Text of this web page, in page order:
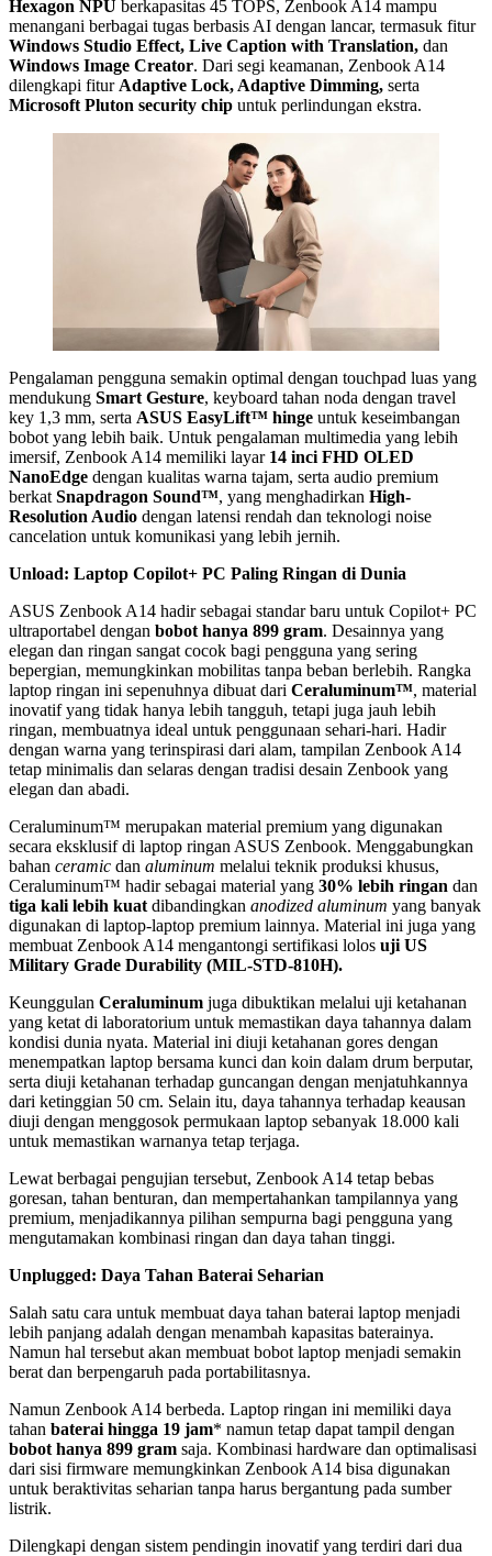
Hexagon NPU berkapasitas 45 TOPS, Zenbook A14 mampu
menangani berbagai tugas berbasis AI dengan lancar, termasuk fitur
Windows Studio Effect, Live Caption with Translation, dan
Windows Image Creator. Dari segi keamanan, Zenbook A14
dilengkapi fitur Adaptive Lock, Adaptive Dimming, serta
Microsoft Pluton security chip untuk perlindungan ekstra.
Pengalaman pengguna semakin optimal dengan touchpad luas yang
mendukung Smart Gesture, keyboard tahan noda dengan travel
key 1,3 mm, serta ASUS EasyLift™ hinge untuk keseimbangan
bobot yang lebih baik. Untuk pengalaman multimedia yang lebih
imersif, Zenbook A14 memiliki layar 14 inci FHD OLED
NanoEdge dengan kualitas warna tajam, serta audio premium
berkat Snapdragon Sound™, yang menghadirkan High-
Resolution Audio dengan latensi rendah dan teknologi noise
cancelation untuk komunikasi yang lebih jernih.
Unload: Laptop Copilot+ PC Paling Ringan di Dunia
ASUS Zenbook A14 hadir sebagai standar baru untuk Copilot+ PC
ultraportabel dengan bobot hanya 899 gram. Desainnya yang
elegan dan ringan sangat cocok bagi pengguna yang sering
bepergian, memungkinkan mobilitas tanpa beban berlebih. Rangka
laptop ringan ini sepenuhnya dibuat dari Ceraluminum™, material
inovatif yang tidak hanya lebih tangguh, tetapi juga jauh lebih
ringan, membuatnya ideal untuk penggunaan sehari-hari. Hadir
dengan warna yang terinspirasi dari alam, tampilan Zenbook A14
tetap minimalis dan selaras dengan tradisi desain Zenbook yang
elegan dan abadi.
Ceraluminum™ merupakan material premium yang digunakan
secara eksklusif di laptop ringan ASUS Zenbook. Menggabungkan
bahan ceramic dan aluminum melalui teknik produksi khusus,
Ceraluminum™ hadir sebagai material yang 30% lebih ringan dan
tiga kali lebih kuat dibandingkan anodized aluminum yang banyak
digunakan di laptop-laptop premium lainnya. Material ini juga yang
membuat Zenbook A14 mengantongi sertifikasi lolos uji US
Military Grade Durability (MIL-STD-810H).
Keunggulan Ceraluminum juga dibuktikan melalui uji ketahanan
yang ketat di laboratorium untuk memastikan daya tahannya dalam
kondisi dunia nyata. Material ini diuji ketahanan gores dengan
menempatkan laptop bersama kunci dan koin dalam drum berputar,
serta diuji ketahanan terhadap guncangan dengan menjatuhkannya
dari ketinggian 50 cm. Selain itu, daya tahannya terhadap keausan
diuji dengan menggosok permukaan laptop sebanyak 18.000 kali
untuk memastikan warnanya tetap terjaga.
Lewat berbagai pengujian tersebut, Zenbook A14 tetap bebas
goresan, tahan benturan, dan mempertahankan tampilannya yang
premium, menjadikannya pilihan sempurna bagi pengguna yang
mengutamakan kombinasi ringan dan daya tahan tinggi.
Unplugged: Daya Tahan Baterai Seharian
Salah satu cara untuk membuat daya tahan baterai laptop menjadi
lebih panjang adalah dengan menambah kapasitas baterainya.
Namun hal tersebut akan membuat bobot laptop menjadi semakin
berat dan berpengaruh pada portabilitasnya.
Namun Zenbook A14 berbeda. Laptop ringan ini memiliki daya
tahan baterai hingga 19 jam* namun tetap dapat tampil dengan
bobot hanya 899 gram saja. Kombinasi hardware dan optimalisasi
dari sisi firmware memungkinkan Zenbook A14 bisa digunakan
untuk beraktivitas seharian tanpa harus bergantung pada sumber
listrik.
Dilengkapi dengan sistem pendingin inovatif yang terdiri dari dua